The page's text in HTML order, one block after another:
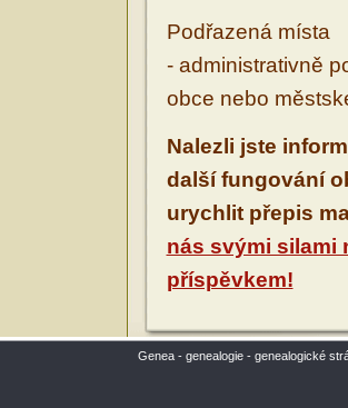
Podřazená místa
- administrativně
obce nebo
Nalezli jste
další fungování
urychlit přepis
nás svými silami
příspěvkem!
Genea - genealogie - genealogické